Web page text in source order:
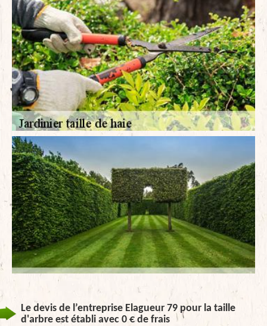
Le devis de l’entreprise Elagueur 79 pour la taille
d'arbre est établi avec 0 € de frais